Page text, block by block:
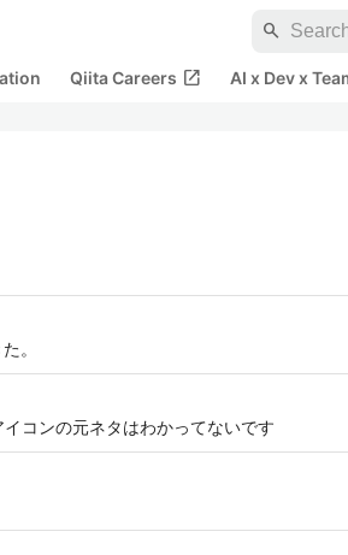
search
Qiita Careers open_in_new AI x Dev x
。
コンの元ネタはわかってないです